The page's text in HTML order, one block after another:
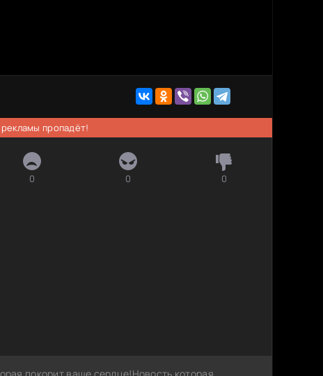
рекламы пропадёт!
0 0 0